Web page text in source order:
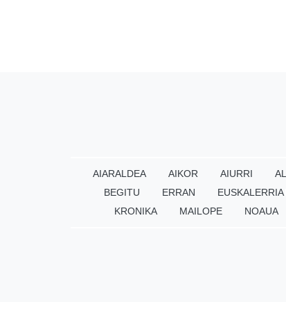
AIARALDEA AIKOR AIURRI
BEGITU
ERRAN
KRONIKA
MAILOPE NOAUA